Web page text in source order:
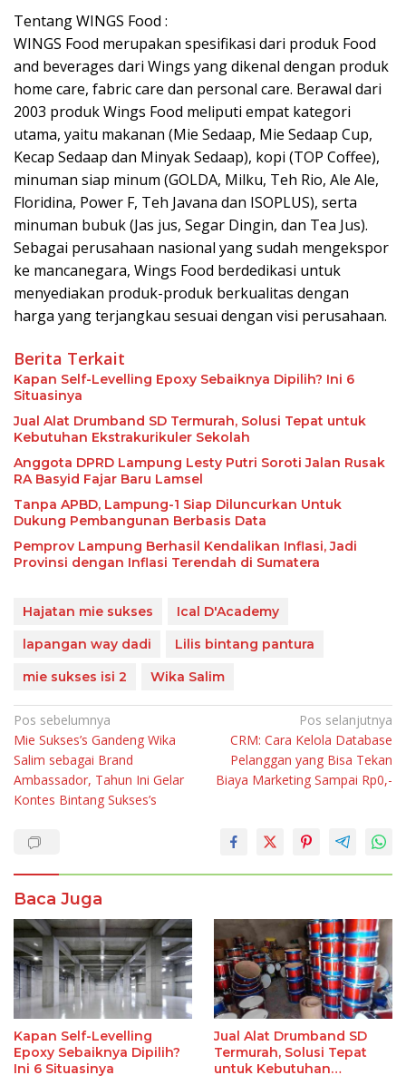
Tentang WINGS Food :
WINGS Food merupakan spesifikasi dari produk Food
and beverages dari Wings yang dikenal dengan produk
home care, fabric care dan personal care. Berawal dari
2003 produk Wings Food meliputi empat kategori
utama, yaitu makanan (Mie Sedaap, Mie Sedaap Cup,
Kecap Sedaap dan Minyak Sedaap), kopi (TOP Coffee),
minuman siap minum (GOLDA, Milku, Teh Rio, Ale Ale,
Floridina, Power F, Teh Javana dan ISOPLUS), serta
minuman bubuk (Jas jus, Segar Dingin, dan Tea Jus).
Sebagai perusahaan nasional yang sudah mengekspor
ke mancanegara, Wings Food berdedikasi untuk
menyediakan produk-produk berkualitas dengan
harga yang terjangkau sesuai dengan visi perusahaan.
Berita Terkait
Kapan Self-Levelling Epoxy Sebaiknya Dipilih? Ini 6
Situasinya
Jual Alat Drumband SD Termurah, Solusi Tepat untuk
Kebutuhan Ekstrakurikuler Sekolah
Anggota DPRD Lampung Lesty Putri Soroti Jalan Rusak
RA Basyid Fajar Baru Lamsel
Tanpa APBD, Lampung-1 Siap Diluncurkan Untuk
Dukung Pembangunan Berbasis Data
Pemprov Lampung Berhasil Kendalikan Inflasi, Jadi
Provinsi dengan Inflasi Terendah di Sumatera
Hajatan mie sukses
Ical D'Academy
lapangan way dadi
Lilis bintang pantura
mie sukses isi 2
Wika Salim
Navigasi
pos
Pos sebelumnya
Mie Sukses’s Gandeng Wika
Salim sebagai Brand
Ambassador, Tahun Ini Gelar
Kontes Bintang Sukses’s
Pos selanjutnya
CRM: Cara Kelola Database
Pelanggan yang Bisa Tekan
Biaya Marketing Sampai Rp0,-
Baca Juga
Kapan Self-Levelling
Epoxy Sebaiknya Dipilih?
Ini 6 Situasinya
Jual Alat Drumband SD
Termurah, Solusi Tepat
untuk Kebutuhan